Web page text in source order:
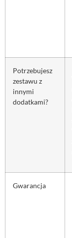
Potrzebujesz
zestawu z
innymi
dodatkami?
Gwarancja